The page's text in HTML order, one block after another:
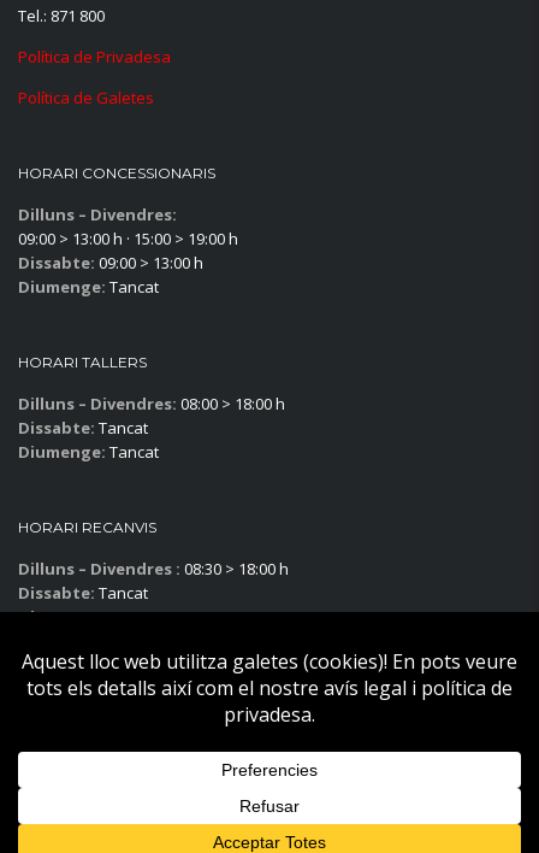
Tel.: 871 800
Política de Privadesa
Política de Galetes
HORARI CONCESSIONARIS
Dilluns – Divendres:
09:00 > 13:00 h · 15:00 > 19:00 h
Dissabte: 09:00 > 13:00 h
Diumenge: Tancat
HORARI TALLERS
Dilluns – Divendres: 08:00 > 18:00 h
Dissabte: Tancat
Diumenge: Tancat
HORARI RECANVIS
Dilluns – Divendres : 08:30 > 18:00 h
Dissabte: Tancat
Diumenge:Tancat
Copyright © Becier Vehicles 2025